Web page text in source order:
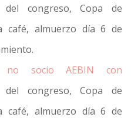
del congreso, Copa de
café, almuerzo día 6 de
no socio AEBIN con
del congreso, Copa de
café, almuerzo día 6 de